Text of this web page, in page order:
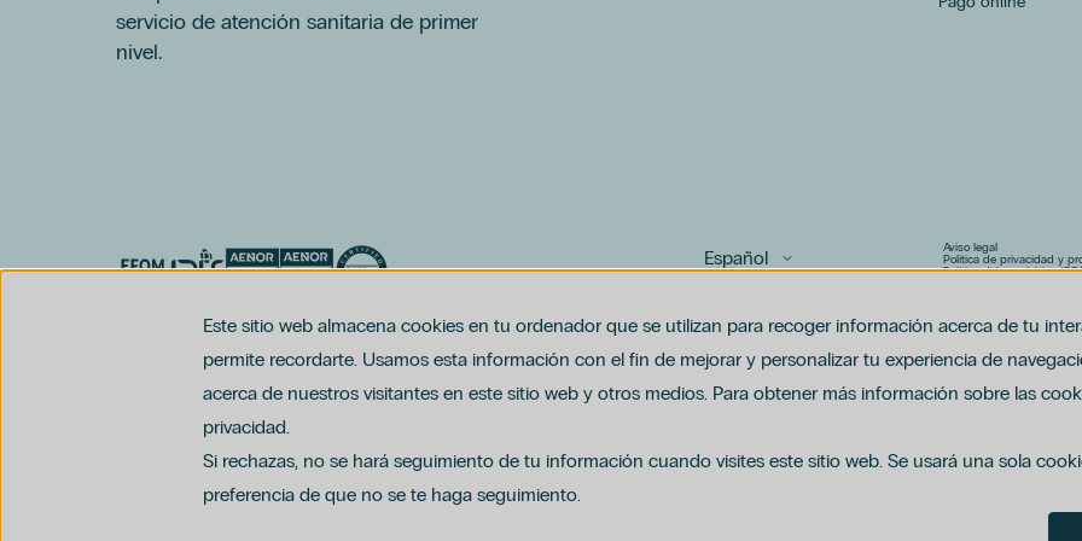
Este sitio web almacena cookies en tu ordenador que se utilizan para recoger información acerca de tu
permite recordarte. Usamos esta información con el fin de mejorar y personalizar tu experiencia de
acerca de nuestros visitantes en este sitio web y otros medios. Para obtener más información sobre las
privacidad.
Si rechazas, no se hará seguimiento de tu información cuando visites este sitio web. Se usará una sola
preferencia de que no se te haga seguimiento.
Ginecología Regenerativa
Grupo Hospiten
Servicio De Rehabilitación Y
Fisioterapia
Alimentación
Dermatología
Dr. Federico Gentile
Ginecología Y Obstetricia
servicio de atención sanitaria de primer
nivel.
Aviso legal
Política de privacidad y
Política del canal ético